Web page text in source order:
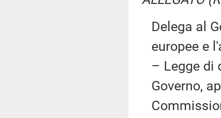
Delega al
europee e
– Legge di
Governo,